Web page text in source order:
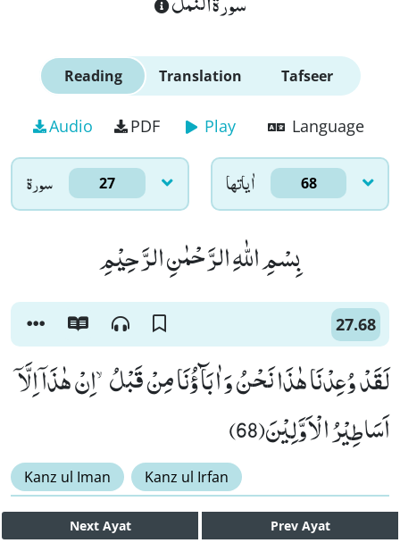
Reading Translation Tafseer
Audio PDF Play Language
سورۃ 27 اٰياتها 68
بِسْمِ اللّٰهِ الرَّحْمٰنِ الرَّحِیْمِ
27.68
لَقَدْ وُعِدْنَا هٰذَا نَحْنُ وَ اٰبَآؤُنَا مِنْ قَبْلُۙ-اِنْ هٰذَاۤ اِلَّاۤ
اَسَاطِیْرُ الْاَوَّلِیْنَ(68)
Kanz ul Iman Kanz ul Irfan
Next Ayat Prev Ayat